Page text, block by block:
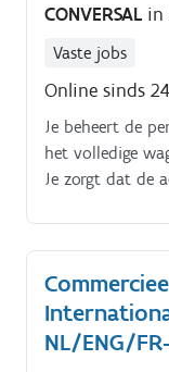
CONVERSAL in
Vaste jobs
Online sinds
Je beheert de
het volledige
Je zorgt dat de
NL/ENG/